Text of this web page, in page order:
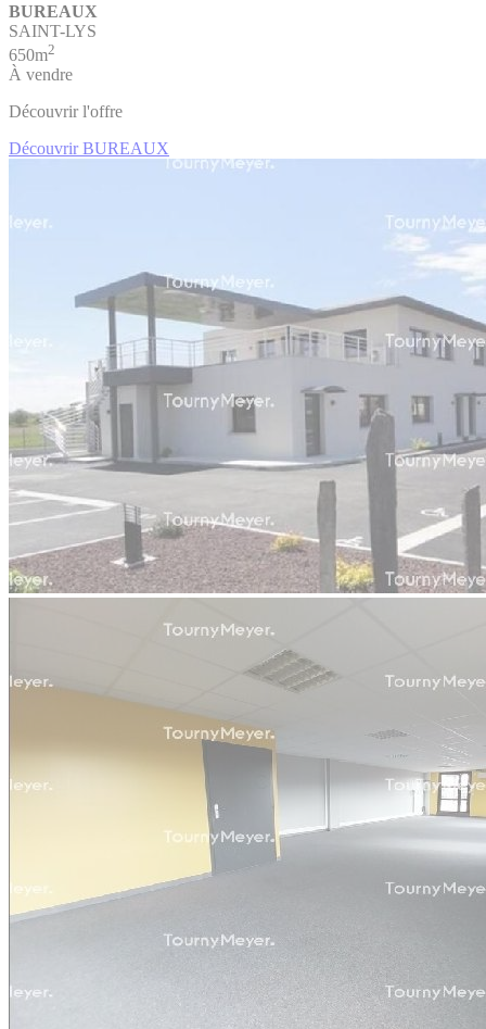
BUREAUX
SAINT-LYS
650m2
À vendre
Découvrir l'offre
Découvrir BUREAUX